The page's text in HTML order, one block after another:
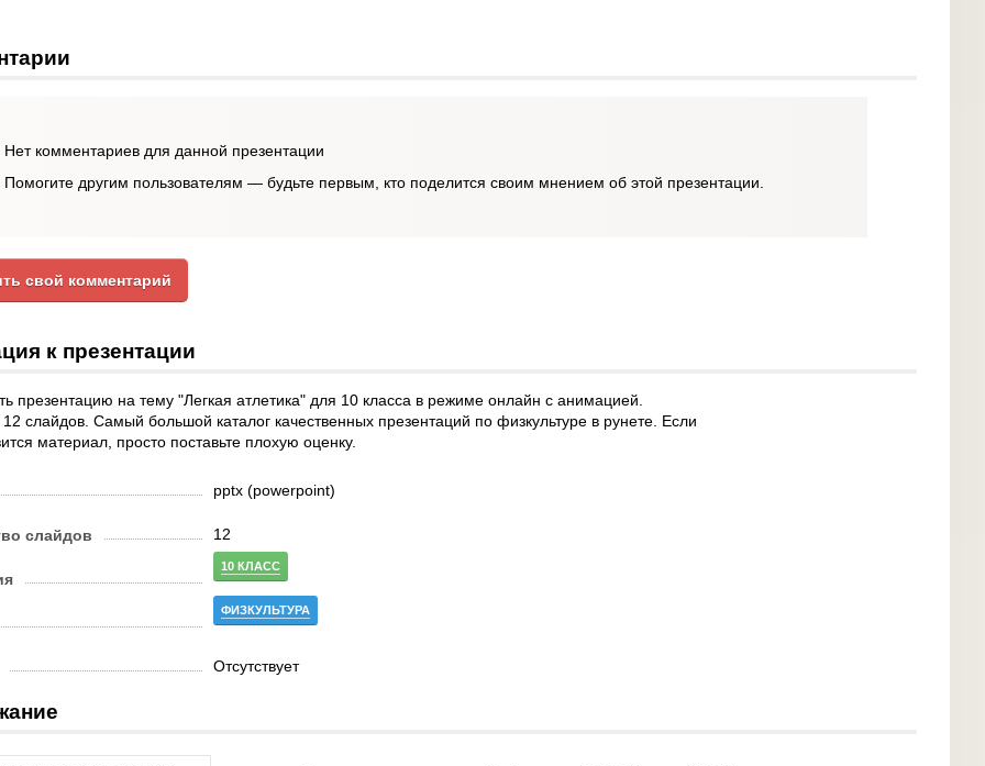
Нет комментариев для данной презентации
Помогите другим пользователям — будьте первым, кто поделится своим мнением об этой презентации.
свой комментарий
к презентации
презентацию на тему "Легкая атлетика" для 10 класса в режиме онлайн с анимацией.
слайдов. Самый большой каталог качественных презентаций по физкультуре в рунете. Если
материал, просто поставьте плохую оценку.
pptx (powerpoint)
слайдов 12
10 КЛАСС
ФИЗКУЛЬТУРА
Отсутствует